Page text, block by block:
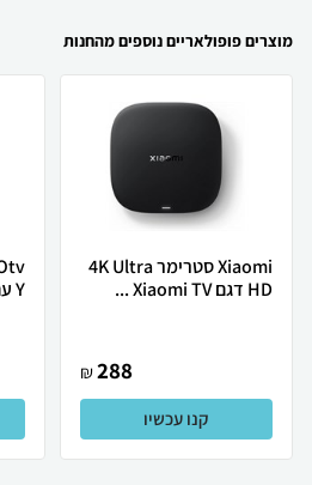
מוצרים פופולאריים נוספים מהחנות
Xiaomi סטרימר 4K Ultra
HD דגם Xiaomi TV ...
288
₪
קנו עכשיו
Y עם מערכת Android ...